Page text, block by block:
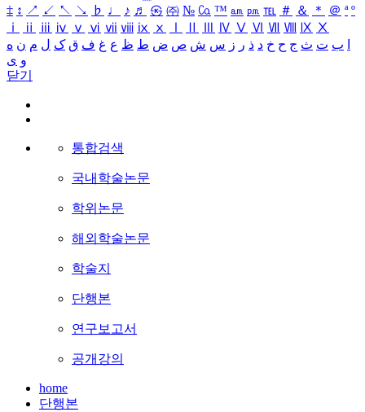
‡ ↕ ↗ ↙ ↖ ↘ ♭ ♩ ♪ ♬ ㉿ ㈜ № ㏇ ™ ㏂ ㏘ ℡ ＃ ＆ ＊ ＠ ª º
ⅰ
ⅱ ⅲ ⅳ ⅴ ⅵ ⅶ ⅷ ⅸ ⅹ Ⅳ Ⅴ Ⅵ Ⅶ Ⅷ Ⅸ Ⅹ
ب ت ث ج ح خ د ذ ر ز س ش ص ض ط ظ ع غ ف ق ک ل م ن ه
و ی
닫기
통합검색
국내학술논문
학위논문
해외학술논문
학술지
단행본
연구보고서
공개강의
home
단행본